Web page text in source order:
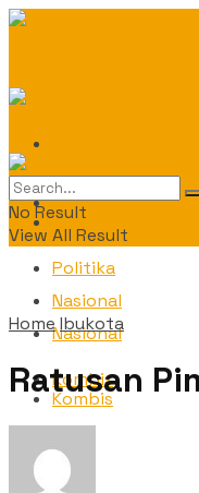
Politika
Nasional
Kombis
OPINI
Daerah
Politika
Nasional
Kombis
OPINI
No Result
View All Result
HomeIbukota
Ratusan